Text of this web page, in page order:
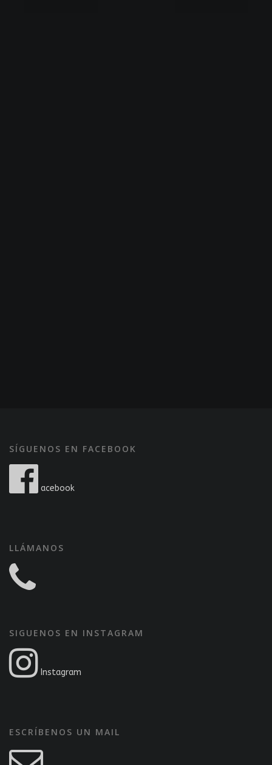
SÍGUENOS EN FACEBOOK
acebook
LLÁMANOS
SIGUENOS EN INSTAGRAM
Instagram
ESCRÍBENOS UN MAIL